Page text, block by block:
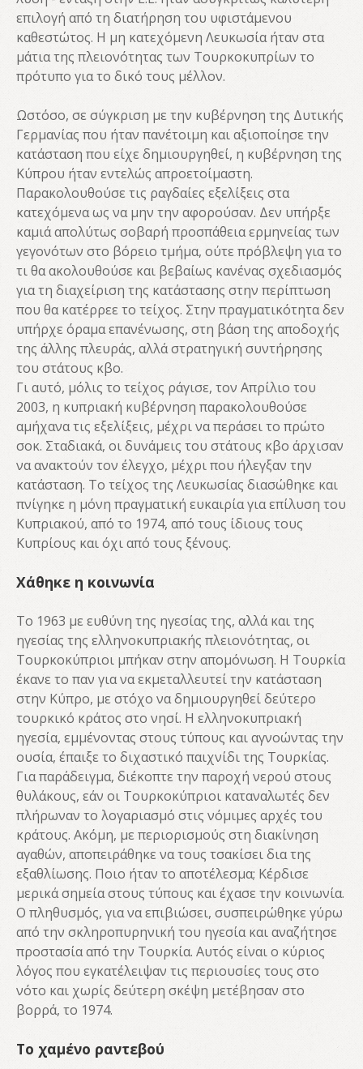
επιλογή από τη διατήρηση του υφιστάμενου
καθεστώτος. Η μη κατεχόμενη Λευκωσία ήταν στα
μάτια της πλειονότητας των Τουρκοκυπρίων το
πρότυπο για το δικό τους μέλλον.
Ωστόσο, σε σύγκριση με την κυβέρνηση της Δυτικής
Γερμανίας που ήταν πανέτοιμη και αξιοποίησε την
κατάσταση που είχε δημιουργηθεί, η κυβέρνηση της
Κύπρου ήταν εντελώς απροετοίμαστη.
Παρακολουθούσε τις ραγδαίες εξελίξεις στα
κατεχόμενα ως να μην την αφορούσαν. Δεν υπήρξε
καμιά απολύτως σοβαρή προσπάθεια ερμηνείας των
γεγονότων στο βόρειο τμήμα, ούτε πρόβλεψη για το
τι θα ακολουθούσε και βεβαίως κανένας σχεδιασμός
για τη διαχείριση της κατάστασης στην περίπτωση
που θα κατέρρεε το τείχος. Στην πραγματικότητα δεν
υπήρχε όραμα επανένωσης, στη βάση της αποδοχής
της άλλης πλευράς, αλλά στρατηγική συντήρησης
του στάτους κβο.
Γι αυτό, μόλις το τείχος ράγισε, τον Απρίλιο του
2003, η κυπριακή κυβέρνηση παρακολουθούσε
αμήχανα τις εξελίξεις, μέχρι να περάσει το πρώτο
σοκ. Σταδιακά, οι δυνάμεις του στάτους κβο άρχισαν
να ανακτούν τον έλεγχο, μέχρι που ήλεγξαν την
κατάσταση. Το τείχος της Λευκωσίας διασώθηκε και
πνίγηκε η μόνη πραγματική ευκαιρία για επίλυση του
Κυπριακού, από το 1974, από τους ίδιους τους
Κυπρίους και όχι από τους ξένους.
Χάθηκε η κοινωνία
Το 1963 με ευθύνη της ηγεσίας της, αλλά και της
ηγεσίας της ελληνοκυπριακής πλειονότητας, οι
Τουρκοκύπριοι μπήκαν στην απομόνωση. Η Τουρκία
έκανε το παν για να εκμεταλλευτεί την κατάσταση
στην Κύπρο, με στόχο να δημιουργηθεί δεύτερο
τουρκικό κράτος στο νησί. Η ελληνοκυπριακή
ηγεσία, εμμένοντας στους τύπους και αγνοώντας την
ουσία, έπαιξε το διχαστικό παιχνίδι της Τουρκίας.
Για παράδειγμα, διέκοπτε την παροχή νερού στους
θυλάκους, εάν οι Τουρκοκύπριοι καταναλωτές δεν
πλήρωναν το λογαριασμό στις νόμιμες αρχές του
κράτους. Ακόμη, με περιορισμούς στη διακίνηση
αγαθών, αποπειράθηκε να τους τσακίσει δια της
εξαθλίωσης. Ποιο ήταν το αποτέλεσμα; Κέρδισε
μερικά σημεία στους τύπους και έχασε την κοινωνία.
Ο πληθυσμός, για να επιβιώσει, συσπειρώθηκε γύρω
από την σκληροπυρηνική του ηγεσία και αναζήτησε
προστασία από την Τουρκία. Αυτός είναι ο κύριος
λόγος που εγκατέλειψαν τις περιουσίες τους στο
νότο και χωρίς δεύτερη σκέψη μετέβησαν στο
βορρά, το 1974.
Το χαμένο ραντεβού